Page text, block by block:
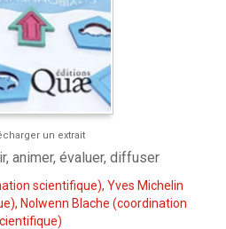
un extrait
animer, évaluer, diffuser
scientifique), Yves Michelin
Nolwenn Blache (coordination